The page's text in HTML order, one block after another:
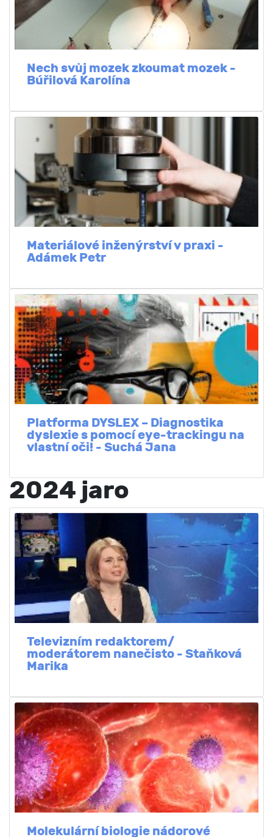
Nech svůj mozek zkoumat mozek -
Búřilová Karolína
Materiálové inženýrství v praxi -
Adámek Petr
Platforma DYSLEX – Diagnostika
dyslexie s pomocí eye-trackingu na
vlastní oči! - Suchá Jana
2024 jaro
Televizním redaktorem/
moderátorem nanečisto - Staňková
Marika
Molekulární biologie nádorové